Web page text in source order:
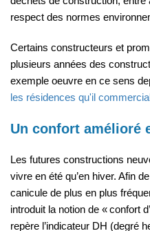
respect des normes
Certains constructeurs et
plusieurs années des
exemple oeuvre en ce sens
les résidences qu'il
Un confort amélioré
Les futures constructions
vivre en été qu’en hiver. Afin
canicule de plus en plus
introduit la notion de « confort
repère l’indicateur DH (degré